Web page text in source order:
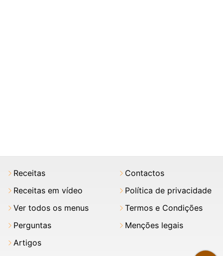
Receitas
Receitas em vídeo
Ver todos os menus
Perguntas
Artigos
Contactos
Política de privacidade
Termos e Condições
Menções legais